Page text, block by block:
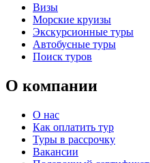
Визы
Морские круизы
Экскурсионные туры
Автобусные туры
Поиск туров
О компании
О нас
Как оплатить тур
Туры в рассрочку
Вакансии